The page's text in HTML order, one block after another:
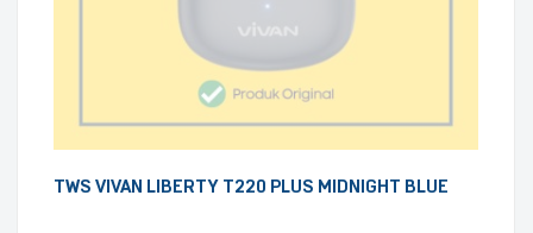
TWS VIVAN LIBERTY T220 PLUS MIDNIGHT BLUE